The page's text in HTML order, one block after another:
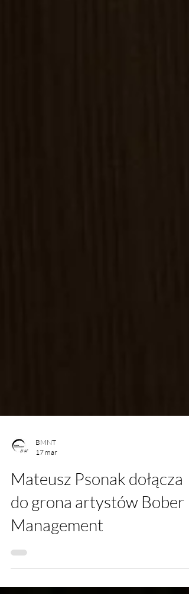
17 mar
Mateusz Psonak dołącza
do grona artystów Bober
Management